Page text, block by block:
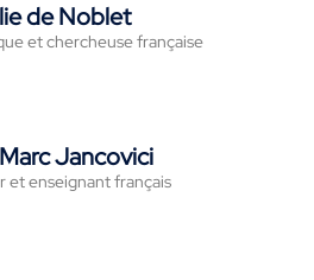
de Noblet
et chercheuse française
Jancovici
et enseignant français